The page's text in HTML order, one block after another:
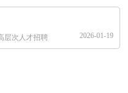
层次人才招聘
2026-01-19